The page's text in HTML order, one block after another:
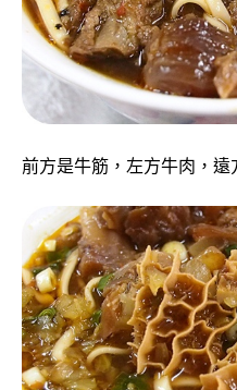
前方是牛筋，左方牛肉，遠